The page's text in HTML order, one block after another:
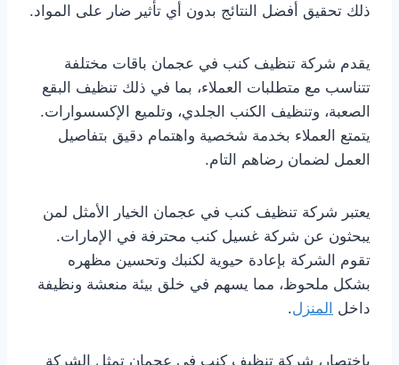
ذلك تحقيق أفضل النتائج بدون أي تأثير ضار على المواد.
يقدم شركة تنظيف كنب في عجمان باقات مختلفة
تتناسب مع متطلبات العملاء، بما في ذلك تنظيف البقع
الصعبة، وتنظيف الكنب الجلدي، وتلميع الإكسسوارات.
يتمتع العملاء بخدمة شخصية واهتمام دقيق بتفاصيل
العمل لضمان رضاهم التام.
يعتبر شركة تنظيف كنب في عجمان الخيار الأمثل لمن
يبحثون عن شركة غسيل كنب محترفة في الإمارات.
تقوم الشركة بإعادة حيوية لكنبك وتحسين مظهره
بشكل ملحوظ، مما يسهم في خلق بيئة منعشة ونظيفة
داخل المنزل.
باختصار، شركة تنظيف كنب في عجمان تمثل الشركة